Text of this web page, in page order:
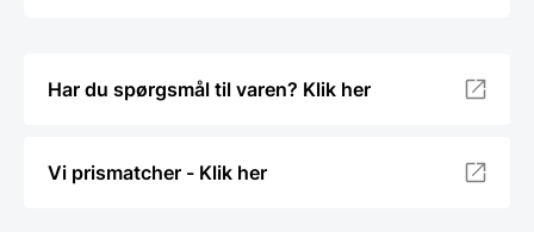
Har du spørgsmål til varen? Klik her
Vi prismatcher - Klik her